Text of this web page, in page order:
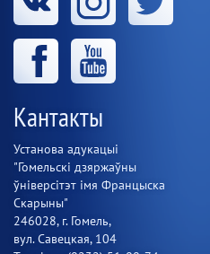
Кантакты
Установа адукацыі
"Гомельскі дзяржаўны
ўніверсітэт імя Францыска
Скарыны"
246028, г. Гомель,
вул. Савецкая, 104